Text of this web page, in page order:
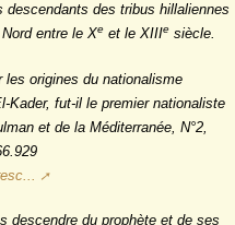
des tribus hillaliennes
entre le Xe et le XIIIe siècle.
les origines du nationalisme
Kader, fut-il le premier nationaliste
et de la Méditerranée, N°2,
descendre du prophète et de ses